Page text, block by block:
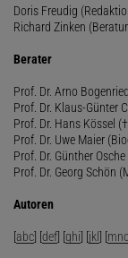
Doris Freudig
Richard Zinken
Berater
Prof. Dr. Arno
Prof. Dr. Klaus-Günter
Prof. Dr. Hans Kössel
Prof. Dr. Uwe Maier
Prof. Dr. Günther
Prof. Dr. Georg Schön
Autoren
[abc] [def] [ghi] [jkl] [mno